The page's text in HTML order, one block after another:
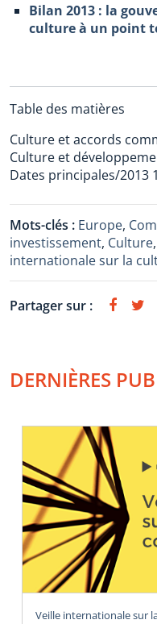
Bilan 2013 : la
culture à un point
Table des matières
Culture et accords
Culture et
Dates principales/2013
Mots-clés : Europe,
investissement, Culture,
internationale sur la
Partager sur :
DERNIÈRES
Veille internationale sur